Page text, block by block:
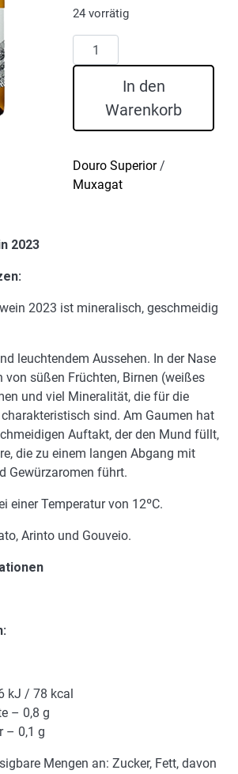
24 vorrätig
Muxagat
Weißwein
In den
Warenkorb
Douro Superior/
Muxagat
2023
2023 ist mineralisch, geschmeidig
leuchtendem Aussehen. In der Nase
von süßen Früchten, Birnen (weißes
und viel Mineralität, die für die
sind. Am Gaumen hat
Auftakt, der den Mund füllt,
die zu einem langen Abgang mit
Gewürzaromen führt.
einer Temperatur von 12ºC.
Arinto und Gouveio.
kJ / 78 kcal
– 0,8 g
– 0,1 g
Mengen an: Zucker, Fett, davon